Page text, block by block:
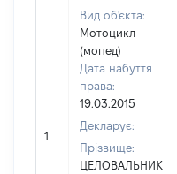
1
Вид об'єкта:
Мотоцикл
(мопед)
Дата набуття
права:
19.03.2015
Декларує:
Прізвище:
ЦЕЛОВАЛЬНИК